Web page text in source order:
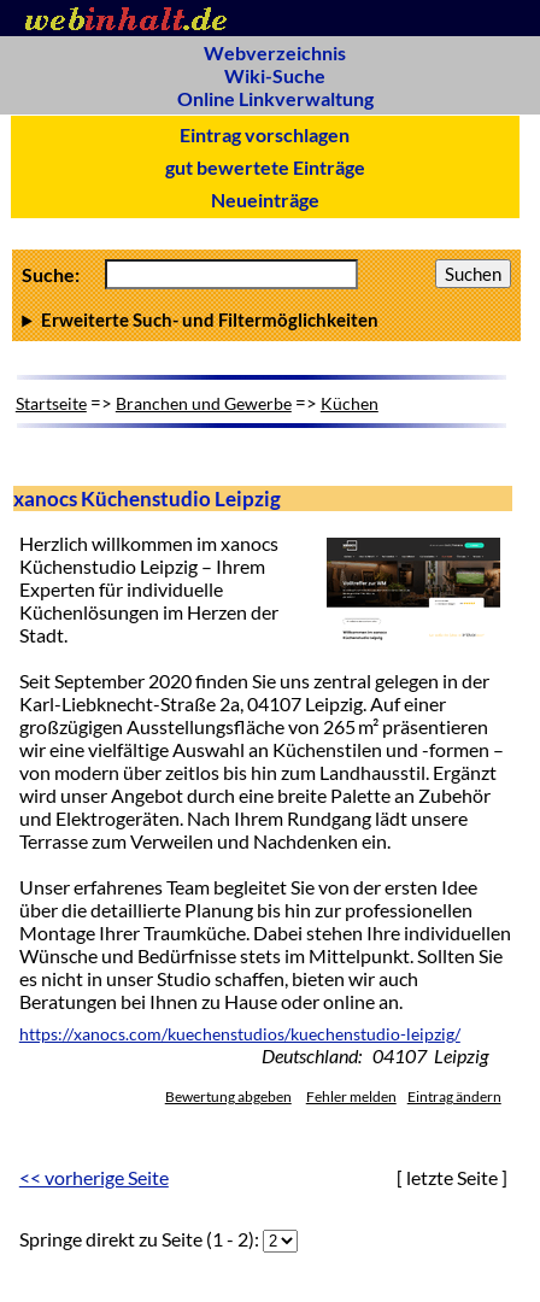
Webverzeichnis
Wiki-Suche
Online Linkverwaltung
Eintrag vorschlagen
gut bewertete Einträge
Neueinträge
Suche:
Erweiterte Such- und Filtermöglichkeiten
Startseite=> Branchen und Gewerbe=> Küchen
xanocs Küchenstudio Leipzig
​Herzlich willkommen im xanocs
Küchenstudio Leipzig – Ihrem
Experten für individuelle
Küchenlösungen im Herzen der
Stadt.​
Seit September 2020 finden Sie uns zentral gelegen in der
Karl-Liebknecht-Straße 2a, 04107 Leipzig. Auf einer
großzügigen Ausstellungsfläche von 265 m² präsentieren
wir eine vielfältige Auswahl an Küchenstilen und -formen –
von modern über zeitlos bis hin zum Landhausstil. Ergänzt
wird unser Angebot durch eine breite Palette an Zubehör
und Elektrogeräten. Nach Ihrem Rundgang lädt unsere
Terrasse zum Verweilen und Nachdenken ein. ​
Unser erfahrenes Team begleitet Sie von der ersten Idee
über die detaillierte Planung bis hin zur professionellen
Montage Ihrer Traumküche. Dabei stehen Ihre individuellen
Wünsche und Bedürfnisse stets im Mittelpunkt. Sollten Sie
es nicht in unser Studio schaffen, bieten wir auch
Beratungen bei Ihnen zu Hause oder online an. ​
https://xanocs.com/kuechenstudios/kuechenstudio-leipzig/
Deutschland: 04107 Leipzig
Bewertung abgeben Fehler melden Eintrag ändern
<< vorherige Seite [ letzte Seite ]
Springe direkt zu Seite (1 - 2):